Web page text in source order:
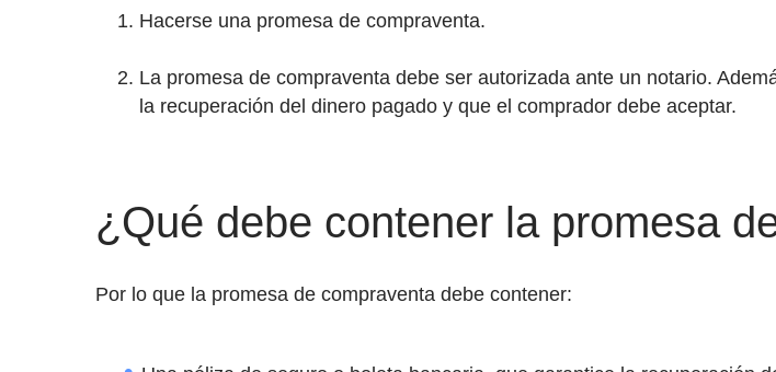
Hacerse una promesa de compraventa.
La promesa de compraventa debe ser autorizada ante un notario.
la recuperación del dinero pagado y que el comprador debe aceptar.
¿Qué debe contener la promesa
Por lo que la promesa de compraventa debe contener: